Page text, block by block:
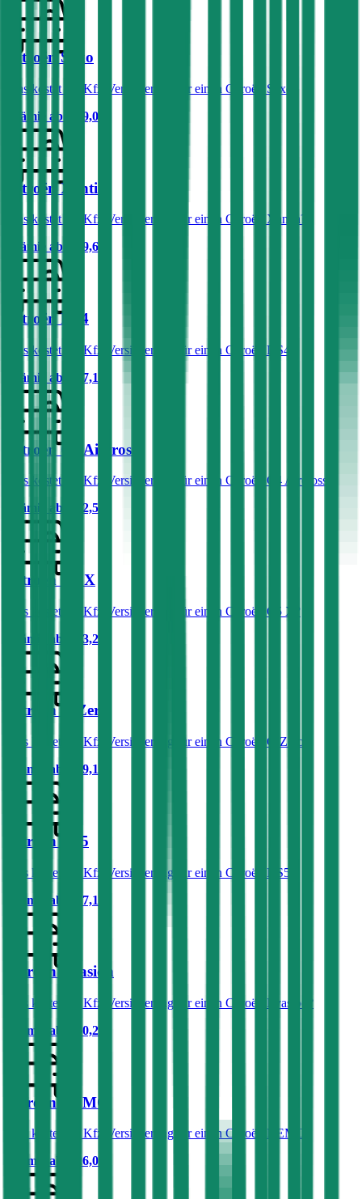
Citroën Saxo
Was kostet die Kfz-Versicherung für einen Citroën Saxo?
Prämie ab
€ 29,03
Citroën Xantia
Was kostet die Kfz-Versicherung für einen Citroën Xantia?
Prämie ab
€ 49,68
Citroën DS4
Was kostet die Kfz-Versicherung für einen Citroën DS4?
Prämie ab
€ 67,17
Citroën C4 Aircross
Was kostet die Kfz-Versicherung für einen Citroën C4 Aircross?
Prämie ab
€ 62,59
Citroën C5 X
Was kostet die Kfz-Versicherung für einen Citroën C5 X?
Prämie ab
€ 63,29
Citroën C-Zero
Was kostet die Kfz-Versicherung für einen Citroën C-Zero?
Prämie ab
€ 19,12
Citroën DS5
Was kostet die Kfz-Versicherung für einen Citroën DS5?
Prämie ab
€ 67,17
Citroën Evasion
Was kostet die Kfz-Versicherung für einen Citroën Evasion?
Prämie ab
€ 60,26
Citroën NEMO
Was kostet die Kfz-Versicherung für einen Citroën NEMO?
Prämie ab
€ 26,03